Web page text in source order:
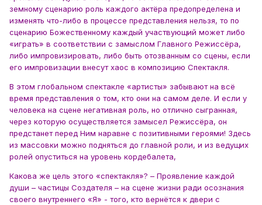
земному сценарию роль каждого актёра предопределена и
изменять что-либо в процессе представления нельзя, то по
сценарию Божественному каждый участвующий может либо
«играть» в соответствии с замыслом Главного Режиссёра,
либо импровизировать, либо быть отозванным со сцены, если
его импровизации внесут хаос в композицию Спектакля.
В этом глобальном спектакле «артисты» забывают на всё
время представления о том, кто они на самом деле. И если у
человека на сцене негативная роль, но отлично сыгранная,
через которую осуществляется замысел Режиссёра, он
предстанет перед Ним наравне с позитивными героями! Здесь
из массовки можно подняться до главной роли, и из ведущих
ролей опуститься на уровень кордебалета,
Какова же цель этого «спектакля»? – Проявление каждой
души – частицы Создателя – на сцене жизни ради осознания
своего внутреннего «Я» - того, кто вернётся к двери с